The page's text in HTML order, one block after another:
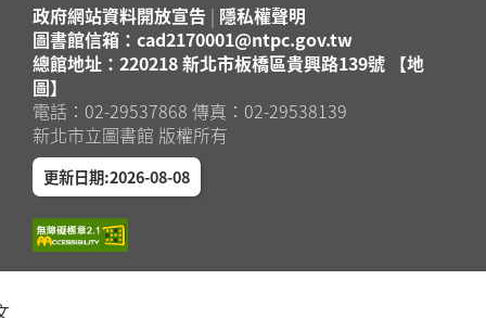
政府網站資料開放宣告 | 隱私權聲明
圖書館信箱：cad2170001@ntpc.gov.tw
總館地址：220218 新北市板橋區貴興路139號 【地
圖】
電話：02-29537868 傳真：02-29538139
新北市立圖書館 版權所有
更新日期:2026-08-08